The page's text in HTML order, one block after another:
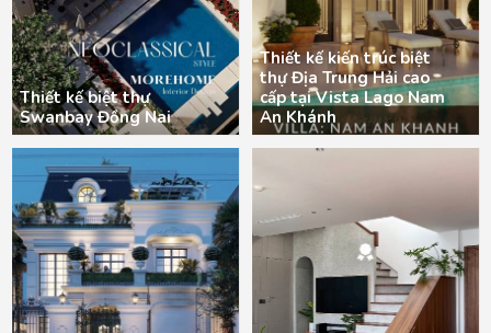
Thiết kế biệt thự
Swanbay Đồng Nai
Thiết kế kiến trúc biệt
thự Địa Trung Hải cao
cấp tại Vista Lago Nam
An Khánh